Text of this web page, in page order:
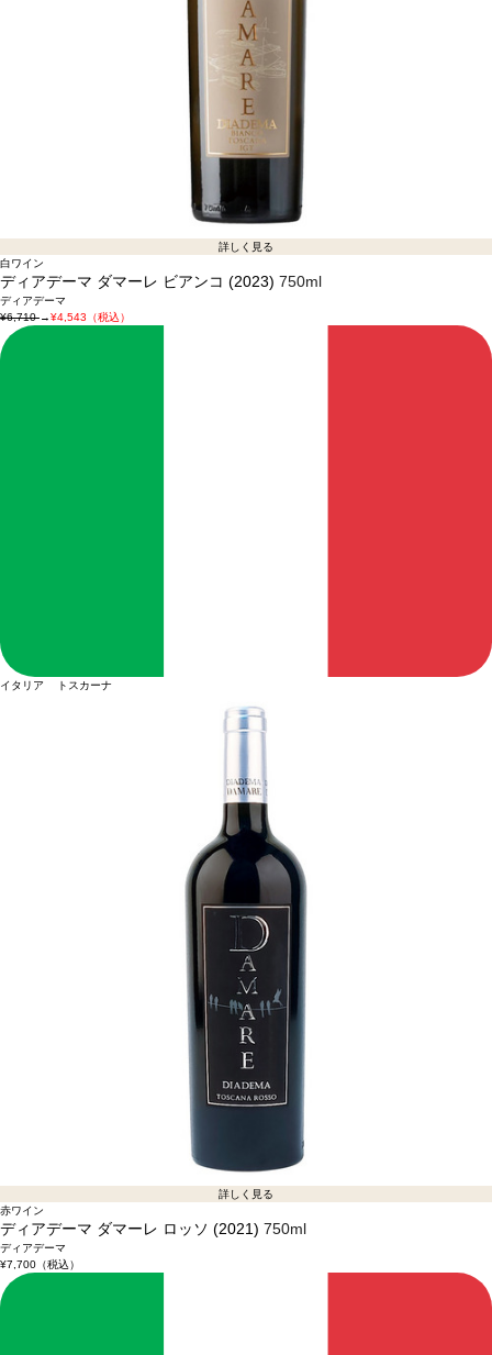
詳しく見る
白ワイン
ディアデーマ ダマーレ ビアンコ (2023) 750ml
ディアデーマ
¥6,710→¥4,543（税込）
イタリア トスカーナ
詳しく見る
赤ワイン
ディアデーマ ダマーレ ロッソ (2021) 750ml
ディアデーマ
¥7,700（税込）